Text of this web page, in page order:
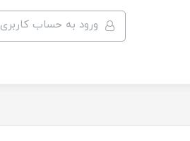
ورود به حساب کاربری